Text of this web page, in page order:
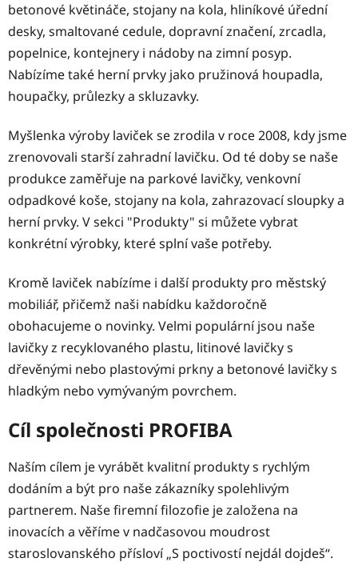
betonové květináče, stojany na kola, hliníkové úřední
desky, smaltované cedule, dopravní značení, zrcadla,
popelnice, kontejnery i nádoby na zimní posyp.
Nabízíme také herní prvky jako pružinová houpadla,
houpačky, průlezky a skluzavky.
Myšlenka výroby laviček se zrodila v roce 2008, kdy jsme
zrenovovali starší zahradní lavičku. Od té doby se naše
produkce zaměřuje na parkové lavičky, venkovní
odpadkové koše, stojany na kola, zahrazovací sloupky a
herní prvky. V sekci "Produkty" si můžete vybrat
konkrétní výrobky, které splní vaše potřeby.
Kromě laviček nabízíme i další produkty pro městský
mobiliář, přičemž naši nabídku každoročně
obohacujeme o novinky. Velmi populární jsou naše
lavičky z recyklovaného plastu, litinové lavičky s
dřevěnými nebo plastovými prkny a betonové lavičky s
hladkým nebo vymývaným povrchem.
Cíl společnosti PROFIBA
Naším cílem je vyrábět kvalitní produkty s rychlým
dodáním a být pro naše zákazníky spolehlivým
partnerem. Naše firemní filozofie je založena na
inovacích a věříme v nadčasovou moudrost
staroslovanského přísloví „S poctivostí nejdál dojdeš“.